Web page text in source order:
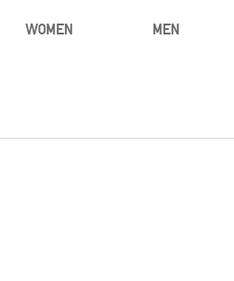
WOMEN MEN